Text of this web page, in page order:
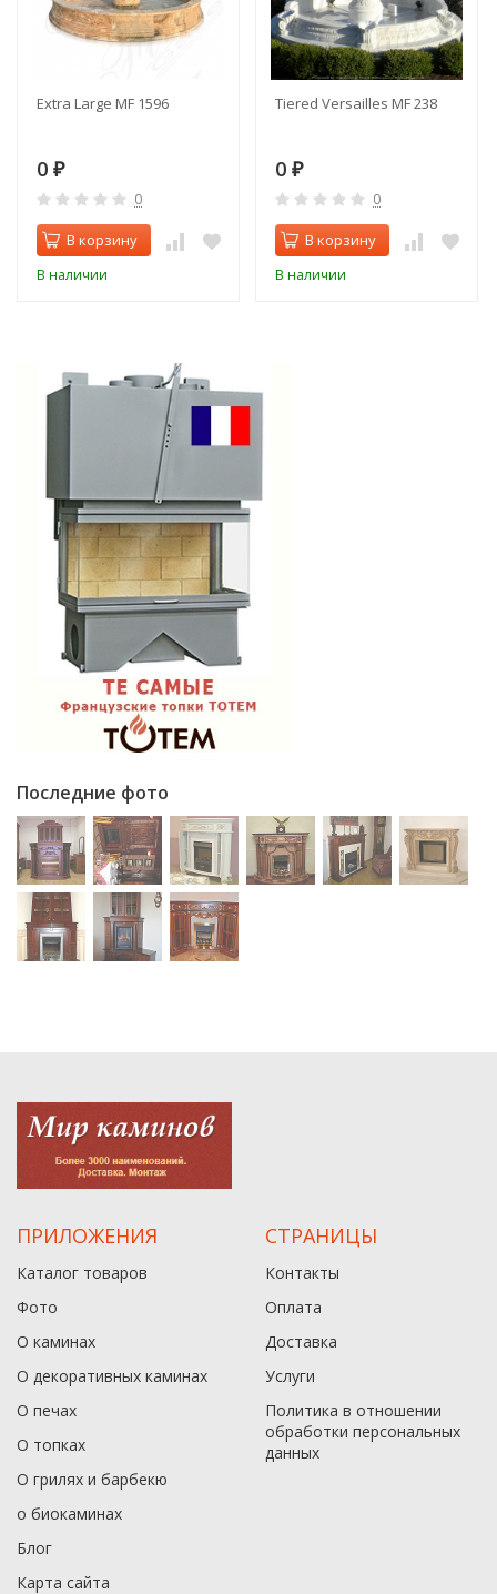
Extra Large MF 1596
0 ₽
0
В корзину
В наличии
Tiered Versailles MF 238
0 ₽
0
В корзину
В наличии
Последние фото
ПРИЛОЖЕНИЯ
Каталог товаров
Фото
О каминах
О декоративных каминах
О печах
О топках
О грилях и барбекю
о биокаминах
Блог
Карта сайта
СТРАНИЦЫ
Контакты
Оплата
Доставка
Услуги
Политика в отношении
обработки персональных
данныx